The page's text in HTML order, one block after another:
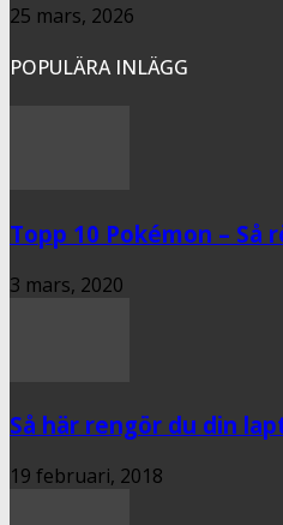
25 mars, 2026
POPULÄRA INLÄGG
Topp 10 Pokémon – Så
3 mars, 2020
Så här rengör du din
19 februari, 2018